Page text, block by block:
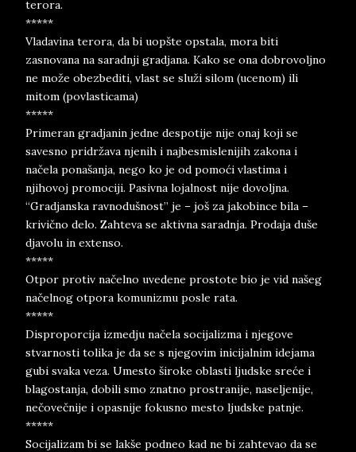
terora.
*****
Vladavina terora, da bi uopšte opstala, mora biti
zasnovana na saradnji gradjana. Kako se ona dobrovoljno
ne može obezbediti, vlast se služi silom (ucenom) ili
mitom (povlasticama)
*****
Primeran gradjanin jedne despotije nije onaj koji se
savesno pridržava njenih i najbesmislenijih zakona i
načela ponašanja, nego ko je od pomoći vlastima i
njihovoj promociji. Pasivna lojalnost nije dovoljna.
“Gradjanska ravnodušnost” je – još za jakobince bila –
krivično delo. Zahteva se aktivna saradnja. Prodaja duše
djavolu in extenso.
*****
Otpor protiv načelno uvedene prostote bio je vid našeg
načelnog otpora komunizmu posle rata.
*****
Disproporcija izmedju načela socijalizma i njegove
stvarnosti tolika je da se s njegovim inicijalnim idejama
gubi svaka veza. Umesto široke oblasti ljudske sreće i
blagostanja, dobili smo znatno prostranije, naseljenije,
nečovečnije i opasnije fokusno mesto ljudske patnje.
*****
Socijalizam bi se lakše podneo kad ne bi zahtevao da se